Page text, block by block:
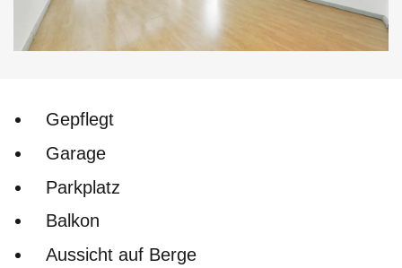
Gepflegt
Garage
Parkplatz
Balkon
Aussicht auf Berge